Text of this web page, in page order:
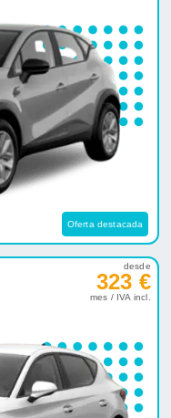
Oferta destacada
desde
323 €
mes / IVA incl.